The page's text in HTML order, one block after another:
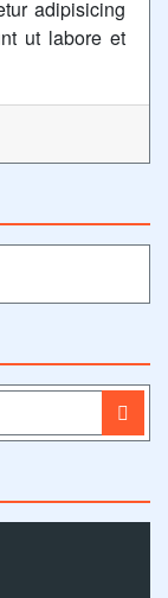
adipisicing
ut labore et